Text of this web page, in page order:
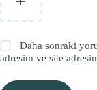
Daha sonraki
adresim ve site